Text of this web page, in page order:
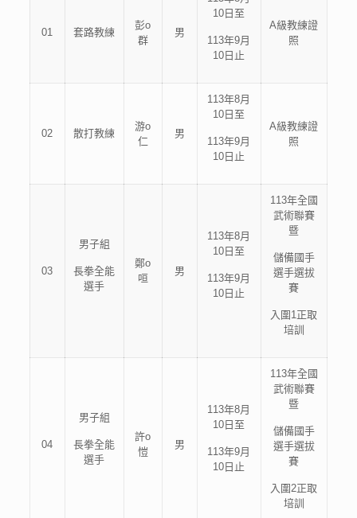
01 套路教練
彭o
群
男
10日至
113年9月
10日止
A級教練證
照
02 散打教練
游o
仁
男
113年8月
10日至
113年9月
10日止
A級教練證
照
03
男子組
長拳全能
選手
鄭o
咺
男
113年8月
10日至
113年9月
10日止
113年全國
武術聯賽
暨
儲備國手
選手選拔
賽
入圍1正取
培訓
04
男子組
長拳全能
選手
許o
愷
男
113年8月
10日至
113年9月
10日止
113年全國
武術聯賽
暨
儲備國手
選手選拔
賽
入圍2正取
培訓